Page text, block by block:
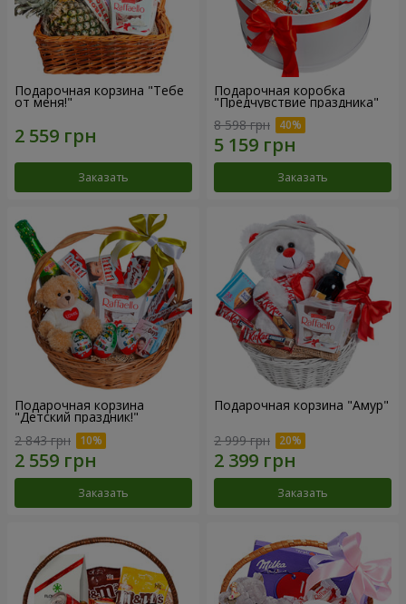
Подарочная корзина "Тебе
от меня!"
Заказать
Подарочная коробка
"Предчувствие праздника"
8 598 грн
Заказать
Подарочная корзина
"Детский праздник!"
2 843 грн
Заказать
Подарочная корзина "Амур"
2 999 грн
Заказать